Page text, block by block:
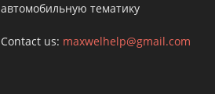
автомобильную тематику
Contact us: maxwelhelp@gmail.com